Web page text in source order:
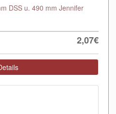
DSS u. 490 mm Jennifer
2,07€